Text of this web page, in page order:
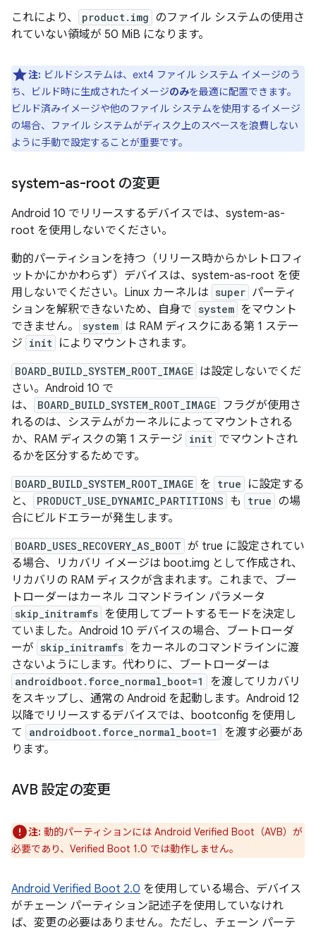
これにより、 product.img のファイル システムの使用さ
れていない領域が 50 MiB になります。
注: ビルドシステムは、ext4 ファイル システム イメージのう
ち、ビルド時に生成されたイメージのみを最適に配置できます。
ビルド済みイメージや他のファイル システムを使用するイメージ
の場合、ファイル システムがディスク上のスペースを浪費しない
ように手動で設定することが重要です。
system-as-root の変更
Android 10 でリリースするデバイスでは、system-as-
root を使用しないでください。
動的パーティションを持つ（リリース時からかレトロフィ
ットかにかかわらず）デバイスは、system-as-root を使
用しないでください。Linux カーネルは super パーティ
ションを解釈できないため、自身で system をマウント
できません。
system は RAM ディスクにある第 1 ステー
ジ init によりマウントされます。
BOARD_BUILD_SYSTEM_ROOT_IMAGE は設定しないでくだ
さい。Android 10 で
は、
BOARD_BUILD_SYSTEM_ROOT_IMAGE フラグが使用さ
れるのは、システムがカーネルによってマウントされる
か、RAM ディスクの第 1 ステージ init でマウントされ
るかを区分するためです。
BOARD_BUILD_SYSTEM_ROOT_IMAGE を true
に設定する
と、
PRODUCT_USE_DYNAMIC_PARTITIONS も true の場
合にビルドエラーが発生します。
BOARD_USES_RECOVERY_AS_BOOT が true に設定されてい
る場合、リカバリ イメージは boot.img として作成され、
リカバリの RAM ディスクが含まれます。これまで、ブー
トローダーはカーネル コマンドライン パラメータ
skip_initramfs を使用してブートするモードを決定し
ていました。Android 10 デバイスの場合、ブートローダ
ーが skip_initramfs をカーネルのコマンドラインに渡
さないようにします。代わりに、ブートローダーは
androidboot.force_normal_boot=1
を渡してリカバリ
をスキップし、通常の Android を起動します。Android 12
以降でリリースするデバイスでは、bootconfig を使用し
て
androidboot.force_normal_boot=1
を渡す必要があ
ります。
AVB 設定の変更
注: 動的パーティションには Android Verified Boot（AVB）が
必要であり、Verified Boot 1.0 では動作しません。
Android Verified Boot 2.0 を使用している場合、デバイス
がチェーン パーティション記述子を使用していなけれ
ば、変更の必要はありません。ただし、チェーン パーテ